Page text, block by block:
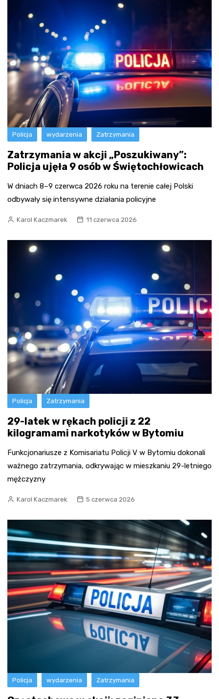
Policja wydarzenia Zatrzymania
Zatrzymania w akcji „Poszukiwany”:
Policja ujęła 9 osób w Świętochłowicach
W dniach 8–9 czerwca 2026 roku na terenie całej Polski
odbywały się intensywne działania policyjne
Karol Kaczmarek 11 czerwca 2026
Policja Zatrzymania
29-latek w rękach policji z 22
kilogramami narkotyków w Bytomiu
Funkcjonariusze z Komisariatu Policji V w Bytomiu dokonali
ważnego zatrzymania, odkrywając w mieszkaniu 29-letniego
mężczyzny
Karol Kaczmarek 5 czerwca 2026
Policja wydarzenia Zatrzymania